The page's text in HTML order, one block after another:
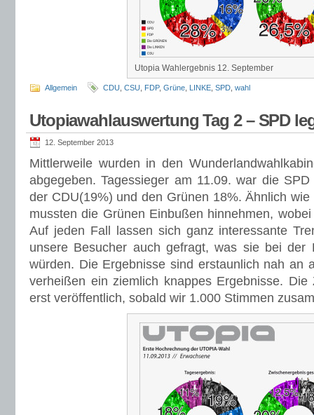
Utopia Wahlergebnis 12. September
Allgemein CDU CSU FDP, Grüne LINKE SPD wahl
Utopiawahlauswertung Tag 2 – SPD
12. September 2013
Mittlerweile wurden in den
abgegeben. Tagessieger am 11.09. war die
der CDU(19%) und den Grünen 18%. Ähnlich
mussten die Grünen Einbußen hinnehmen,
Auf jeden Fall lassen sich ganz interessante
unsere Besucher auch gefragt, was sie bei der
würden. Die Ergebnisse sind erstaunlich nah an
verheißen ein ziemlich knappes Ergebnisse.
erst veröffentlich, sobald wir 1.000 Stimmen